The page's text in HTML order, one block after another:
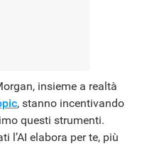
insieme a realtà
, stanno incentivando
questi strumenti.
l’AI elabora per te, più